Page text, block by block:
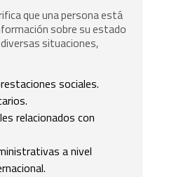
que una persona está
sobre su estado
situaciones,
sociales.
relacionados con
a nivel